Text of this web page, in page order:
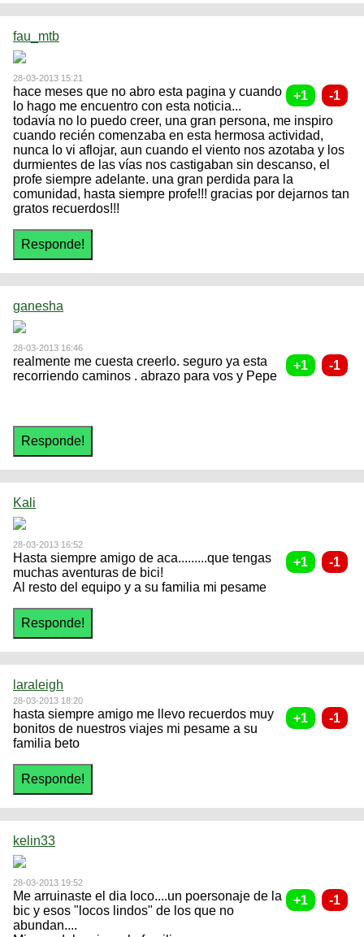
fau_mtb
28-03-2013 15:21
hace meses que no abro esta pagina y cuando
lo hago me encuentro con esta noticia...
todavía no lo puedo creer, una gran persona, me inspiro
cuando recién comenzaba en esta hermosa actividad,
nunca lo vi aflojar, aun cuando el viento nos azotaba y los
durmientes de las vías nos castigaban sin descanso, el
profe siempre adelante. una gran perdida para la
comunidad, hasta siempre profe!!! gracias por dejarnos tan
gratos recuerdos!!!
ganesha
28-03-2013 16:46
realmente me cuesta creerlo. seguro ya esta
recorriendo caminos . abrazo para vos y Pepe
Kali
28-03-2013 16:52
Hasta siempre amigo de aca.........que tengas
muchas aventuras de bici!
Al resto del equipo y a su familia mi pesame
laraleigh
28-03-2013 18:20
hasta siempre amigo me llevo recuerdos muy
bonitos de nuestros viajes mi pesame a su
familia beto
kelin33
28-03-2013 19:52
Me arruinaste el dia loco....un poersonaje de la
bic y esos "locos lindos" de los que no
abundan....